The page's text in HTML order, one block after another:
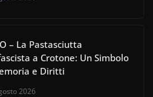
– La Pastasciutta
a Crotone: Un Simbolo
e Diritti
2026